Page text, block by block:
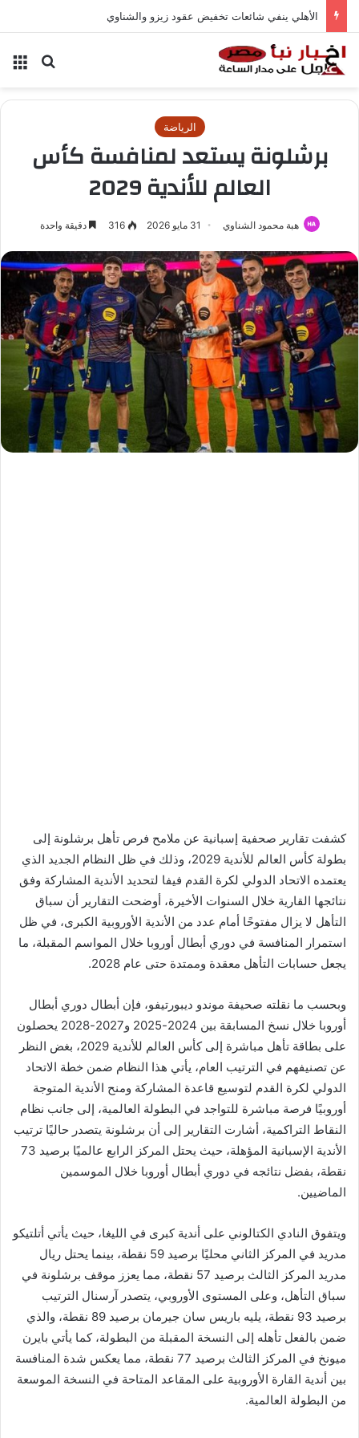
الأهلي ينفي شائعات تخفيض عقود زيزو والشناوي
بحث
الرياضة
برشلونة يستعد لمنافسة كأس
العالم للأندية 2029
هبة محمود الشناوي 31 مايو 2026 316 دقيقة واحدة
كشفت تقارير صحفية إسبانية عن ملامح فرص تأهل برشلونة إلى
بطولة كأس العالم للأندية 2029، وذلك في ظل النظام الجديد الذي
يعتمده الاتحاد الدولي لكرة القدم فيفا لتحديد الأندية المشاركة وفق
نتائجها القارية خلال السنوات الأخيرة، أوضحت التقارير أن سباق
التأهل لا يزال مفتوحًا أمام عدد من الأندية الأوروبية الكبرى، في ظل
استمرار المنافسة في دوري أبطال أوروبا خلال المواسم المقبلة، ما
يجعل حسابات التأهل معقدة وممتدة حتى عام 2028.
وبحسب ما نقلته صحيفة موندو ديبورتيفو، فإن أبطال دوري أبطال
أوروبا خلال نسخ المسابقة بين 2024-2025 و2027-2028 يحصلون
على بطاقة تأهل مباشرة إلى كأس العالم للأندية 2029، بغض النظر
عن تصنيفهم في الترتيب العام، يأتي هذا النظام ضمن خطة الاتحاد
الدولي لكرة القدم لتوسيع قاعدة المشاركة ومنح الأندية المتوجة
أوروبيًا فرصة مباشرة للتواجد في البطولة العالمية، إلى جانب نظام
النقاط التراكمية، أشارت التقارير إلى أن برشلونة يتصدر حاليًا ترتيب
الأندية الإسبانية المؤهلة، حيث يحتل المركز الرابع عالميًا برصيد 73
نقطة، بفضل نتائجه في دوري أبطال أوروبا خلال الموسمين
الماضيين.
ويتفوق النادي الكتالوني على أندية كبرى في الليغا، حيث يأتي أتلتيكو
مدريد في المركز الثاني محليًا برصيد 59 نقطة، بينما يحتل ريال
مدريد المركز الثالث برصيد 57 نقطة، مما يعزز موقف برشلونة في
سباق التأهل، وعلى المستوى الأوروبي، يتصدر آرسنال الترتيب
برصيد 93 نقطة، يليه باريس سان جيرمان برصيد 89 نقطة، والذي
ضمن بالفعل تأهله إلى النسخة المقبلة من البطولة، كما يأتي بايرن
ميونخ في المركز الثالث برصيد 77 نقطة، مما يعكس شدة المنافسة
بين أندية القارة الأوروبية على المقاعد المتاحة في النسخة الموسعة
من البطولة العالمية.